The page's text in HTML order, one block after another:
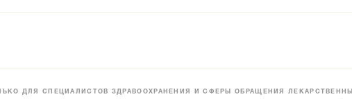
ДЛЯ СПЕЦИАЛИСТОВ ЗДРАВООХРАНЕНИЯ И СФЕРЫ ОБРАЩЕНИЯ